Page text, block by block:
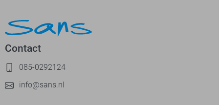
Contact
085-0292124
info@sans.nl